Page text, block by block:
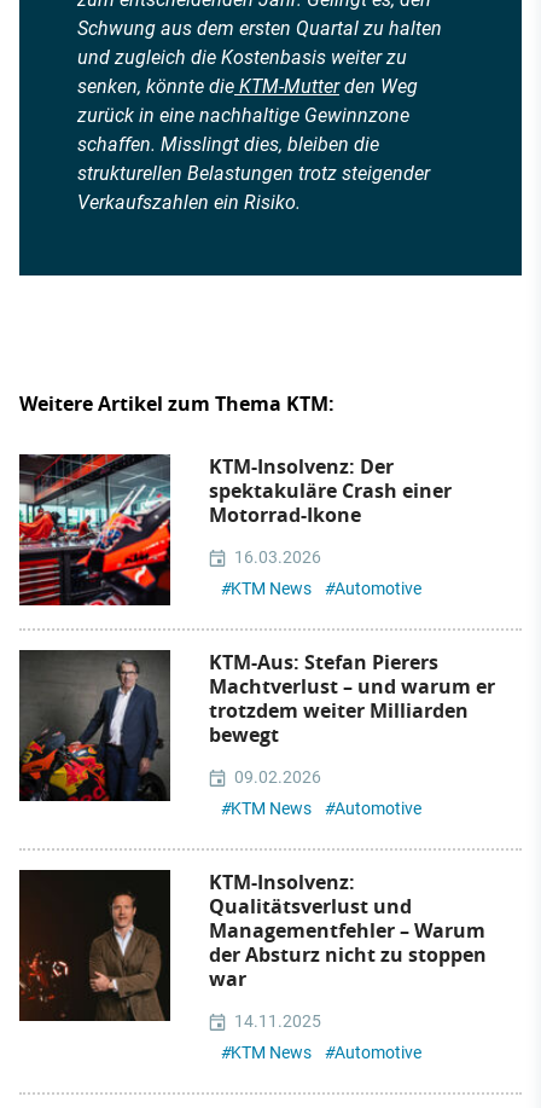
Schwung aus dem ersten Quartal zu halten
und zugleich die Kostenbasis weiter zu
senken, könnte die KTM-Mutterden Weg
zurück in eine nachhaltige Gewinnzone
schaffen. Misslingt dies, bleiben die
strukturellen Belastungen trotz steigender
Verkaufszahlen ein Risiko.
Weitere Artikel zum Thema KTM:
KTM-Insolvenz: Der
spektakuläre Crash einer
Motorrad-Ikone
16.03.2026
#KTM News #Automotive
KTM-Aus: Stefan Pierers
Machtverlust – und warum er
trotzdem weiter Milliarden
bewegt
09.02.2026
#KTM News #Automotive
KTM-Insolvenz:
Qualitätsverlust und
Managementfehler – Warum
der Absturz nicht zu stoppen
war
14.11.2025
#KTM News #Automotive